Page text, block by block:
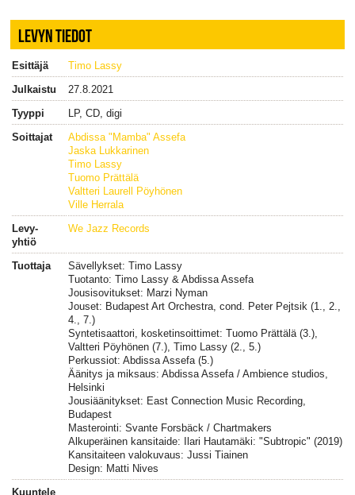
LEVYN TIEDOT
Esittäjä
Timo Lassy
Julkaistu
27.8.2021
Tyyppi
LP, CD, digi
Soittajat
Abdissa "Mamba" Assefa
Jaska Lukkarinen
Timo Lassy
Tuomo Prättälä
Valtteri Laurell Pöyhönen
Ville Herrala
Levy-
yhtiö
We Jazz Records
Tuottaja
Sävellykset: Timo Lassy
Tuotanto: Timo Lassy & Abdissa Assefa
Jousisovitukset: Marzi Nyman
Jouset: Budapest Art Orchestra, cond. Peter Pejtsik (1., 2.,
4., 7.)
Syntetisaattori, kosketinsoittimet: Tuomo Prättälä (3.),
Valtteri Pöyhönen (7.), Timo Lassy (2., 5.)
Perkussiot: Abdissa Assefa (5.)
Äänitys ja miksaus: Abdissa Assefa / Ambience studios,
Helsinki
Jousiäänitykset: East Connection Music Recording,
Budapest
Masterointi: Svante Forsbäck / Chartmakers
Alkuperäinen kansitaide: Ilari Hautamäki: "Subtropic" (2019)
Kansitaiteen valokuvaus: Jussi Tiainen
Design: Matti Nives
Kuuntele